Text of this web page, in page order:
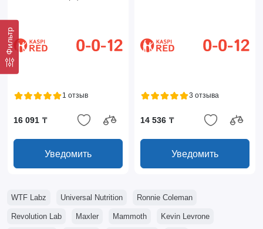
Фильтр
1 отзыв
16 091 ₸
Уведомить
3 отзыва
14 536 ₸
Уведомить
WTF Labz Universal Nutrition Ronnie Coleman
Revolution Lab Maxler Mammoth Kevin Levrone